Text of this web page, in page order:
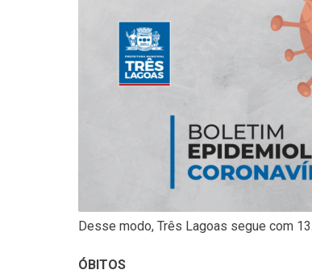
Desse modo, Três Lagoas segue com
ÓBITOS